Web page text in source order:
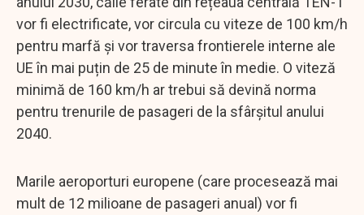
vor fi electrificate, vor circula cu viteze de 100 km/h
pentru marfă și vor traversa frontierele interne ale
UE în mai puțin de 25 de minute în medie. O viteză
minimă de 160 km/h ar trebui să devină norma
pentru trenurile de pasageri de la sfârșitul anului
2040.
Marile aeroporturi europene (care procesează mai
mult de 12 milioane de pasageri anual) vor fi